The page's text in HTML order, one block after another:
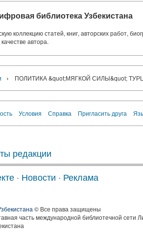
библиотека Узбекистана
коллекцию статей, книг, авторских работ,
автора.
› ПОЛИТИКА &quot;МЯГКОЙ СИЛЫ&quot;
Условия Справка Пригласить друга
редакции
· Новости · Реклама
© Все права защищены
часть международной библиотечной сети